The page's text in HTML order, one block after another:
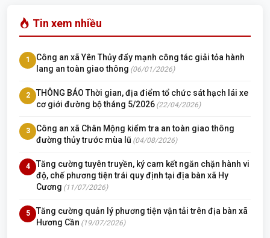
Tin xem nhiều
1
Công an xã Yên Thủy đẩy mạnh công tác giải tỏa hành
lang an toàn giao thông (06/01/2026)
2
THÔNG BÁO Thời gian, địa điểm tổ chức sát hạch lái xe
cơ giới đường bộ tháng 5/2026 (22/04/2026)
3
Công an xã Chân Mộng kiểm tra an toàn giao thông
đường thủy trước mùa lũ (04/08/2026)
4
Tăng cường tuyên truyền, ký cam kết ngăn chặn hành vi
độ, chế phương tiện trái quy định tại địa bàn xã Hy
Cương (11/07/2026)
5
Tăng cường quản lý phương tiện vận tải trên địa bàn xã
Hương Cần (19/07/2026)